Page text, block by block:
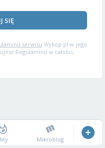
SIĘ
serwisu Wykop.pl w jego
Regulaminu w całości,
Mikroblog